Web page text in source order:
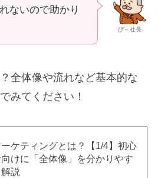
び～社長
ないので助かり
全体像や流れなど基本的な
みてください！
ケティングとは？【1/4】初心
けに「全体像」を分かりやす
解説